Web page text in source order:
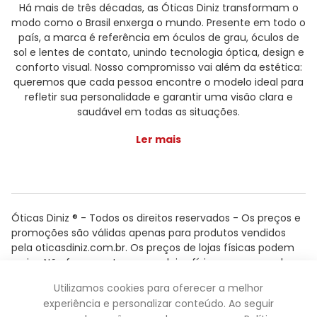
Há mais de três décadas, as Óticas Diniz transformam o
modo como o Brasil enxerga o mundo. Presente em todo o
país, a marca é referência em óculos de grau, óculos de
sol e lentes de contato, unindo tecnologia óptica, design e
conforto visual. Nosso compromisso vai além da estética:
queremos que cada pessoa encontre o modelo ideal para
refletir sua personalidade e garantir uma visão clara e
saudável em todas as situações.
Ler mais
Óticas Diniz ® - Todos os direitos reservados - Os preços e
promoções são válidas apenas para produtos vendidos
pela oticasdiniz.com.br. Os preços de lojas físicas podem
variar. Não fazemos trocas em lojas físicas, apenas pelo
Powered by
Utilizamos cookies para oferecer a melhor
experiência e personalizar conteúdo. Ao seguir